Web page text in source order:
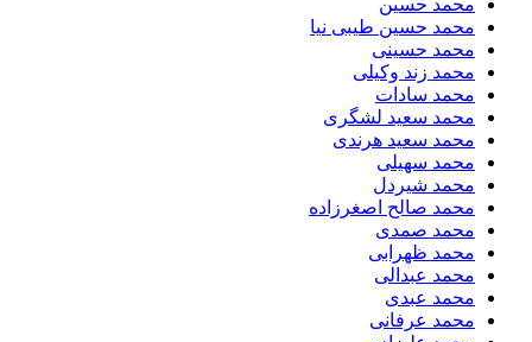
محمد حسین
محمد حسین طیبی نیا
محمد حسینی
محمد زند وکیلی
محمد سادات
محمد سعید لشگری
محمد سعید هرندی
محمد سهیلی
​محمد شیردل
محمد صالح اصغرزاده
محمد صمدی
محمد ظهرابی
محمد عبدالی
محمد عبدی
محمد عرفانی